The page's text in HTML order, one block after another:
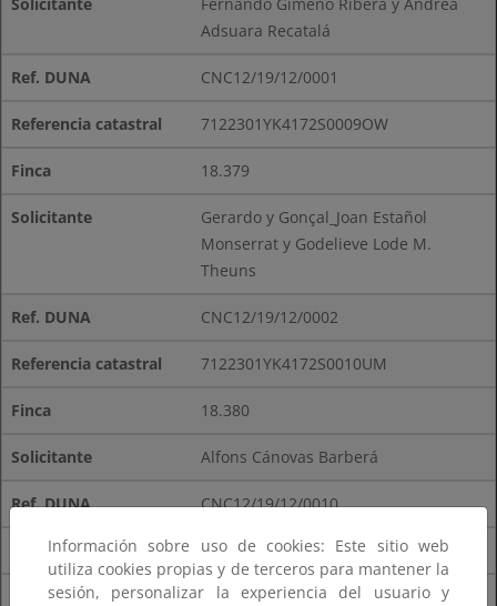
Adsuara Recatalá
CNC12/19/12/0001
7122301YK4172S0009OW
18.379
Gerardo y Gonçal_Joan Estañol
Monserrat y Godelieve Lode M.
Theuns
CNC12/19/12/0002
7122301YK4172S0010UM
18.380
Alfons Cánovas Barberá
CNC12/19/12/0010
7122301YK4172S0011IK
18.381
Información sobre uso de cookies: Este sitio web
utiliza cookies propias y de terceros para mantener la
sesión, personalizar la experiencia del usuario y